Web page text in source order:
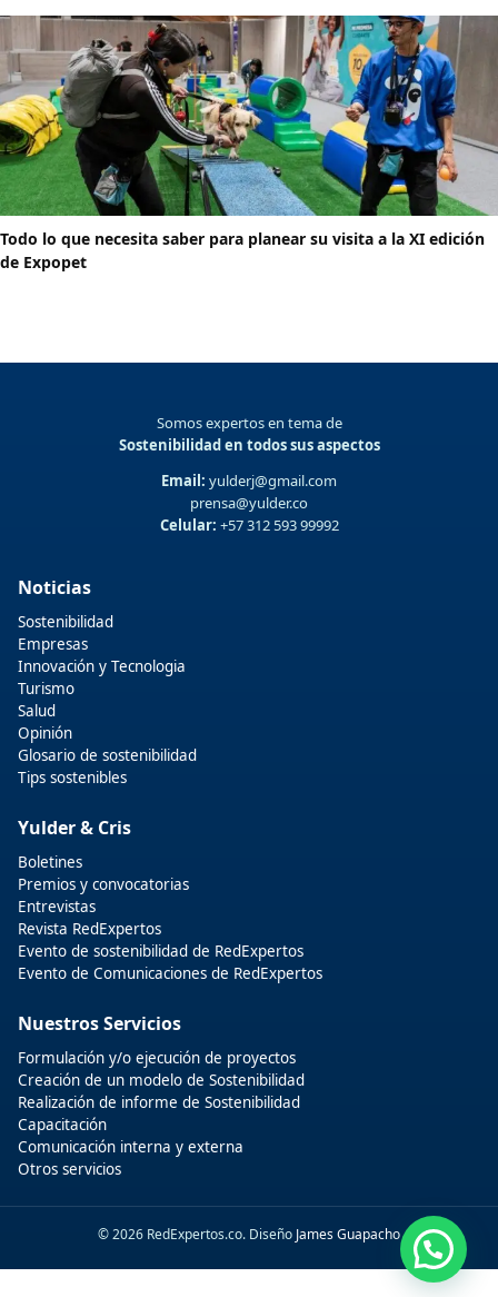
Todo lo que necesita saber para planear su visita a la XI edición
de Expopet
Somos expertos en tema de
Sostenibilidad en todos sus aspectos
Email: yulderj@gmail.com
prensa@yulder.co
Celular: +57 312 593 99992
Noticias
Sostenibilidad
Empresas
Innovación y Tecnologia
Turismo
Salud
Opinión
Glosario de sostenibilidad
Tips sostenibles
Yulder & Cris
Boletines
Premios y convocatorias
Entrevistas
Revista RedExpertos
Evento de sostenibilidad de RedExpertos
Evento de Comunicaciones de RedExpertos
Nuestros Servicios
Formulación y/o ejecución de proyectos
Creación de un modelo de Sostenibilidad
Realización de informe de Sostenibilidad
Capacitación
Comunicación interna y externa
Otros servicios
© 2026 RedExpertos.co. Diseño James Guapacho